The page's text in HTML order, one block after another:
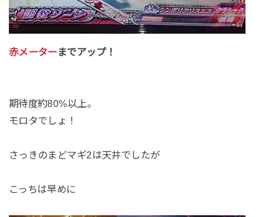
赤メーター までアップ！
期待度約80%以上。
モロタでしょ！
さっきのまどマギ2は天井でしたが
こっちは早めに